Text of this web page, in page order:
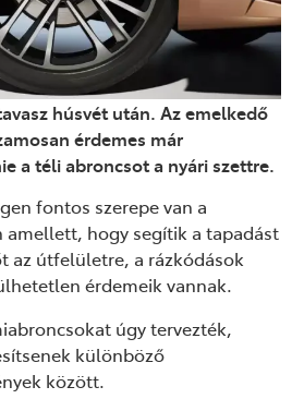
húsvét után. Az emelkedő
érdemes már
a téli abroncsot a nyári szettre.
fontos szerepe van a
amellett, hogy segítik a tapadást
az útfelületre, a rázkódások
érdemeik vannak.
úgy tervezték,
különböző
között.